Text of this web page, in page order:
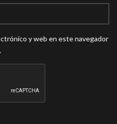
y web en este navegador